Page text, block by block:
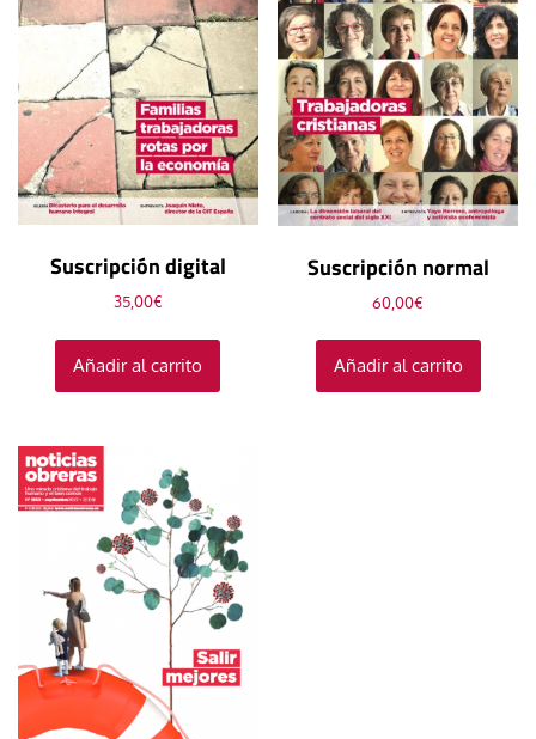
Suscripción digital
35,00€
Añadir al carrito
Suscripción normal
60,00€
Añadir al carrito